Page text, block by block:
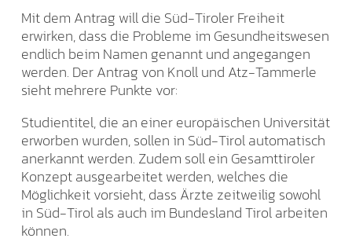
Mit dem Antrag will die Süd-Tiroler Freiheit
erwirken, dass die Probleme im Gesundheitswesen
endlich beim Namen genannt und angegangen
werden. Der Antrag von Knoll und Atz-Tammerle
sieht mehrere Punkte vor:
Studientitel, die an einer europäischen Universität
erworben wurden, sollen in Süd-Tirol automatisch
anerkannt werden. Zudem soll ein Gesamttiroler
Konzept ausgearbeitet werden, welches die
Möglichkeit vorsieht, dass Ärzte zeitweilig sowohl
in Süd-Tirol als auch im Bundesland Tirol arbeiten
können.